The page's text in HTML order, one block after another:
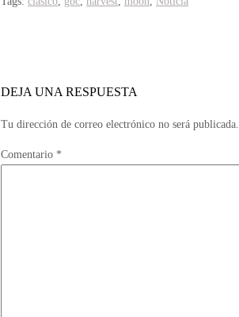
DEJA UNA RESPUESTA
Tu dirección de correo electrónico no será publicada.
Comentario *